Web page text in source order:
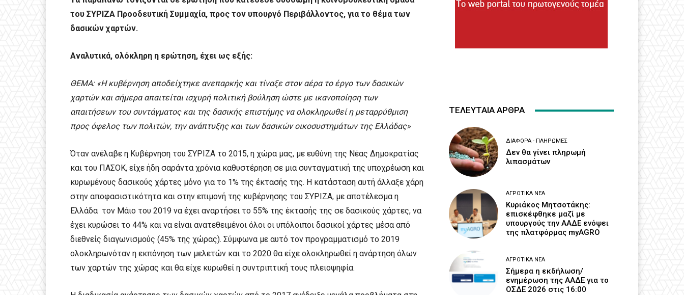
του ΣΥΡΙΖΑ Προοδευτική Συμμαχία, προς τον υπουργό Περιβάλλοντος, για το θέμα των
δασικών χαρτών.
Αναλυτικά, ολόκληρη η ερώτηση, έχει ως εξής:
ΘΕΜΑ: «Η κυβέρνηση αποδείχτηκε ανεπαρκής και τίναξε στον αέρα το έργο των δασικών
χαρτών και σήμερα απαιτείται ισχυρή πολιτική βούληση ώστε με ικανοποίηση των
απαιτήσεων του συντάγματος και της δασικής επιστήμης να ολοκληρωθεί η μεταρρύθμιση
προς όφελος των πολιτών, την ανάπτυξης και των δασικών οικοσυστημάτων της Ελλάδας»
Όταν ανέλαβε η Κυβέρνηση του ΣΥΡΙΖΑ το 2015, η χώρα μας, με ευθύνη της Νέας Δημοκρατίας
και του ΠΑΣΟΚ, είχε ήδη σαράντα χρόνια καθυστέρηση σε μια συνταγματική της υποχρέωση και
κυρωμένους δασικούς χάρτες μόνο για το 1% της έκτασής της. Η κατάσταση αυτή άλλαξε χάρη
στην αποφασιστικότητα και στην επιμονή της κυβέρνησης του ΣΥΡΙΖΑ, με αποτέλεσμα η
Ελλάδα τον Μάιο του 2019 να έχει αναρτήσει το 55% της έκτασής της σε δασικούς χάρτες, να
έχει κυρώσει το 44% και να είναι ανατεθειμένοι όλοι οι υπόλοιποι δασικοί χάρτες μέσα από
διεθνείς διαγωνισμούς (45% της χώρας). Σύμφωνα με αυτό τον προγραμματισμό το 2019
ολοκληρωνόταν η εκπόνηση των μελετών και το 2020 θα είχε ολοκληρωθεί η ανάρτηση όλων
των χαρτών της χώρας και θα είχε κυρωθεί η συντριπτική τους πλειοψηφία.
ΤΕΛΕΥΤΑΙΑ ΑΡΘΡΑ
ΔΙΆΦΟΡΑ - ΠΛΗΡΩΜΈΣ
Δεν θα γίνει πληρωμή
λιπασμάτων
ΑΓΡΟΤΙΚΆ ΝΈΑ
Κυριάκος Μητσοτάκης:
επισκέφθηκε μαζί με
υπουργούς την ΑΑΔΕ ενόψει
της πλατφόρμας myAGRO
ΑΓΡΟΤΙΚΆ ΝΈΑ
Σήμερα η εκδήλωση/
ενημέρωση της ΑΑΔΕ για το
ΟΣΔΕ 2026 στις 16:00